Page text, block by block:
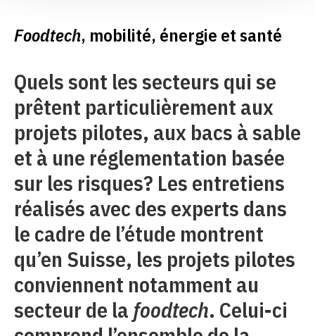
Foodtech, mobilité, énergie et santé
Quels sont les secteurs qui se
prêtent particulièrement aux
projets pilotes, aux bacs à sable
et à une réglementation basée
sur les risques? Les entretiens
réalisés avec des experts dans
le cadre de l’étude montrent
qu’en Suisse, les projets pilotes
conviennent notamment au
secteur de la foodtech. Celui-ci